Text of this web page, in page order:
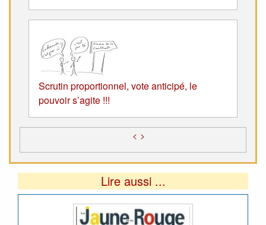
Scrutin proportionnel, vote anticipé, le
pouvoir s’agite !!!
< >
Lire aussi ...